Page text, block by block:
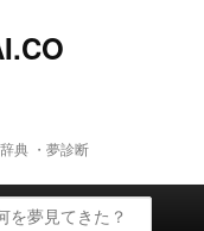
典 ・夢診断